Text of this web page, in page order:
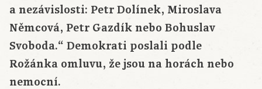
a nezávislosti: Petr Dolínek, Miroslava
Němcová, Petr Gazdík nebo Bohuslav
Svoboda.“ Demokrati poslali podle
Rožánka omluvu, že jsou na horách nebo
nemocní.